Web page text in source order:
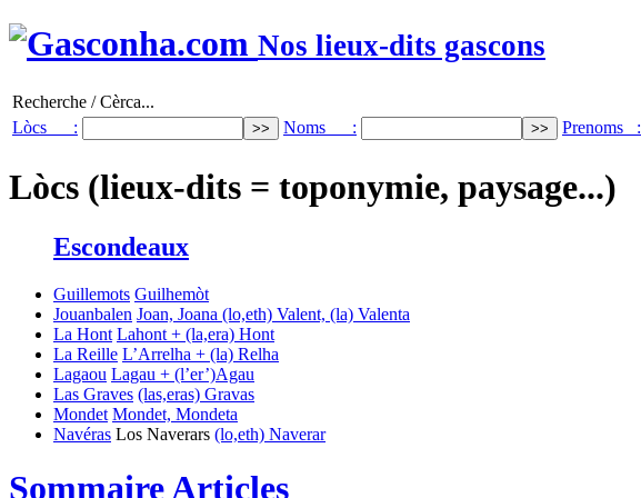
Nos lieux-dits gascons
Recherche / Cèrca...
Lòcs :
Noms : Prenoms :
Lòcs (lieux-dits = toponymie, paysage...)
Escondeaux
Guillemots Guilhemòt
Jouanbalen Joan, Joana (lo,eth) Valent, (la) Valenta
La Hont Lahont + (la,era) Hont
La Reille L’Arrelha + (la) Relha
Lagaou Lagau + (l’er’)Agau
Las Graves (las,eras) Gravas
Mondet Mondet, Mondeta
Navéras Los Naverars (lo,eth) Naverar
Sommaire Articles